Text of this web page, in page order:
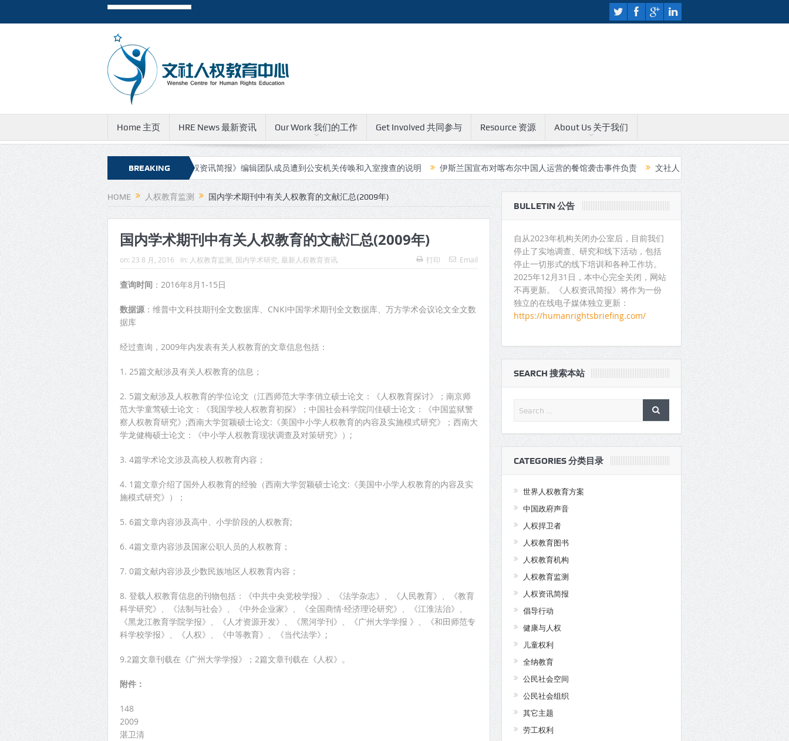
Home 主页 HRE News 最新资讯 Our Work 我们的工作 Get Involved 共同参与 Resource 资源 About Us 关于我们
BREAKING
NEWS
报》新的网址和邮件地址 有关《人权资讯简报》编辑团队成员遭到公安机关传唤和入室搜查的说明 伊斯兰国宣布对喀布尔中国人运营的餐馆袭击事件负责 文社人权教育中心无限期关闭公告 中国支
HOME 人权教育监测 国内学术期刊中有关人权教育的文献汇总(2009年)
国内学术期刊中有关人权教育的文献汇总(2009年)
on: 23 8 月, 2016 In: 人权教育监测 国内学术研究 最新人权教育资讯 打印 Email
查询时间 ：2016年8月1-15日
数据源：维普中文科技期刊全文数据库、CNKI中国学术期刊全文数据库、万方学术会议论文全文数
据库
经过查询，2009年内发表有关人权教育的文章信息包括：
1. 25篇文献涉及有关人权教育的信息；
2. 5篇文献涉及人权教育的学位论文（江西师范大学李俏立硕士论文：《人权教育探讨》；南京师
范大学童莺硕士论文：《我国学校人权教育初探》；中国社会科学院闫佳硕士论文：《中国监狱警
察人权教育研究》;西南大学贺颖硕士论文:《美国中小学人权教育的内容及实施模式研究》；西南大
学龙健梅硕士论文：《中小学人权教育现状调查及对策研究》）;
3. 4篇学术论文涉及高校人权教育内容；
4. 1篇文章介绍了国外人权教育的经验（西南大学贺颖硕士论文:《美国中小学人权教育的内容及实
施模式研究》）；
5. 6篇文章内容涉及高中、小学阶段的人权教育;
6. 4篇文章内容涉及国家公职人员的人权教育；
7. 0篇文献内容涉及少数民族地区人权教育内容；
8. 登载人权教育信息的刊物包括：《中共中央党校学报》、《法学杂志》、《人民教育》、《教育
科学研究》、《法制与社会》、《中外企业家》、《全国商情·经济理论研究》、《江淮法治》、
《黑龙江教育学院学报》、《人才资源开发》、《黑河学刊》、《广州大学学报 》、《和田师范专
科学校学报》、《人权》、《中等教育》、《当代法学》;
9.2篇文章刊载在《广州大学学报》；2篇文章刊载在《人权》。
附件：
148
2009
湛卫清
BULLETIN 公告
自从2023年机构关闭办公室后，目前我们
停止了实地调查、研究和线下活动，包括
停止一切形式的线下培训和各种工作坊。
2025年12月31日，本中心完全关闭，网站
不再更新。《人权资讯简报》将作为一份
独立的在线电子媒体独立更新：
https://humanrightsbriefing.com/
SEARCH 搜索本站
CATEGORIES 分类目录
世界人权教育方案
中国政府声音
人权捍卫者
人权教育图书
人权教育机构
人权教育监测
人权资讯简报
倡导行动
健康与人权
儿童权利
全纳教育
公民社会空间
公民社会组织
其它主题
劳工权利